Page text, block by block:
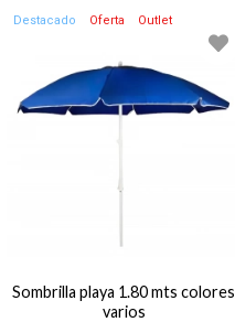
Destacado Oferta Outlet
Sombrilla playa 1.80 mts colores
varios